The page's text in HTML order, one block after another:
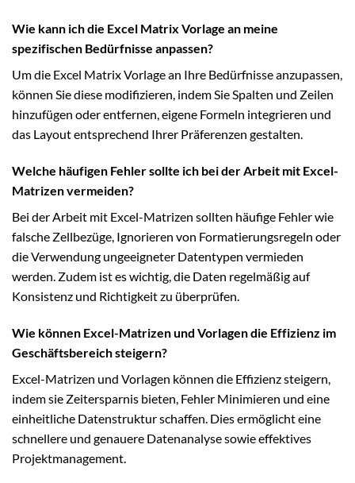
Wie kann ich die Excel Matrix Vorlage an meine
spezifischen Bedürfnisse anpassen?
Um die Excel Matrix Vorlage an Ihre Bedürfnisse anzupassen,
können Sie diese modifizieren, indem Sie Spalten und Zeilen
hinzufügen oder entfernen, eigene Formeln integrieren und
das Layout entsprechend Ihrer Präferenzen gestalten.
Welche häufigen Fehler sollte ich bei der Arbeit mit Excel-
Matrizen vermeiden?
Bei der Arbeit mit Excel-Matrizen sollten häufige Fehler wie
falsche Zellbezüge, Ignorieren von Formatierungsregeln oder
die Verwendung ungeeigneter Datentypen vermieden
werden. Zudem ist es wichtig, die Daten regelmäßig auf
Konsistenz und Richtigkeit zu überprüfen.
Wie können Excel-Matrizen und Vorlagen die Effizienz im
Geschäftsbereich steigern?
Excel-Matrizen und Vorlagen können die Effizienz steigern,
indem sie Zeitersparnis bieten, Fehler Minimieren und eine
einheitliche Datenstruktur schaffen. Dies ermöglicht eine
schnellere und genauere Datenanalyse sowie effektives
Projektmanagement.